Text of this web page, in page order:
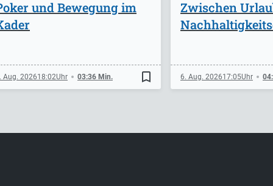
und Bewegung im
Aug. 202618:02 03:36 Min. bookmark_border
Zwischen
6. Aug. 202617:05